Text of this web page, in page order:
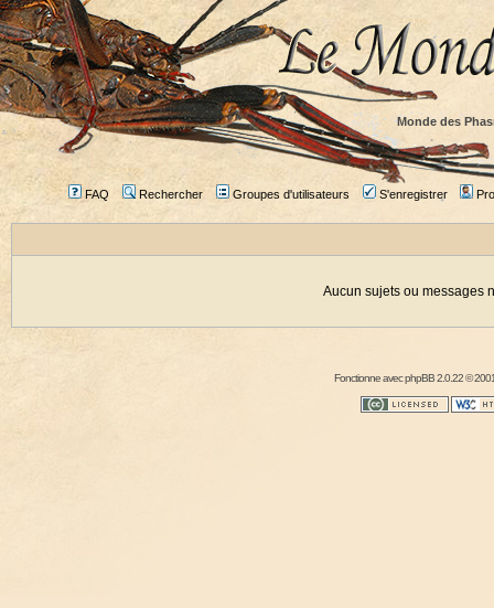
Monde des
FAQ Rechercher Groupes d'utilisateurs S'enregistrer
Aucun sujets ou messages
Fonctionne avecphpBB2.0.22 ©